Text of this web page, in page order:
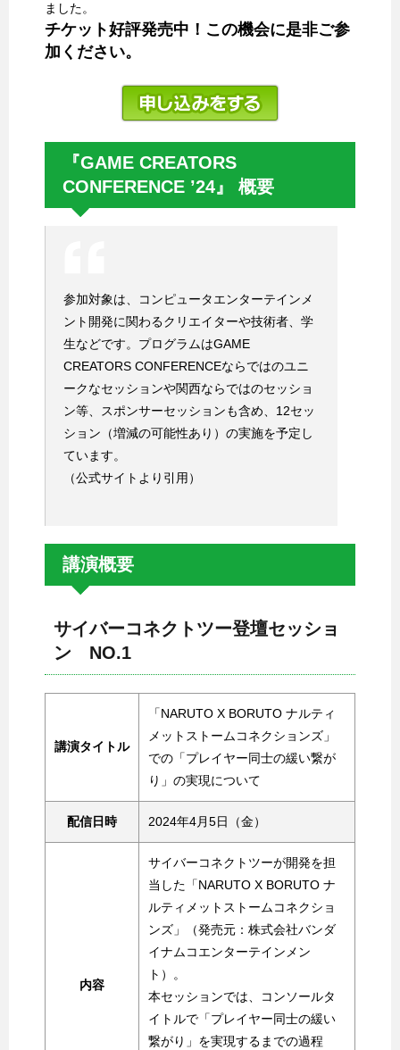
ました。
チケット好評発売中！この機会に是非ご参
加ください。
『GAME CREATORS
CONFERENCE ’24』 概要
参加対象は、コンピュータエンターテインメ
ント開発に関わるクリエイターや技術者、学
生などです。プログラムはGAME
CREATORS CONFERENCEならではのユニ
ークなセッションや関西ならではのセッショ
ン等、スポンサーセッションも含め、12セッ
ション（増減の可能性あり）の実施を予定し
ています。
（公式サイトより引用）
講演概要
サイバーコネクトツー登壇セッショ
ン NO.1
講演タイトル
「NARUTO X BORUTO ナルティ
メットストームコネクションズ」
での「プレイヤー同士の緩い繋が
り」の実現について
配信日時 2024年4月5日（金）
内容
サイバーコネクトツーが開発を担
当した「NARUTO X BORUTO ナ
ルティメットストームコネクショ
ンズ」（発売元：株式会社バンダ
イナムコエンターテインメン
ト）。
本セッションでは、コンソールタ
イトルで「プレイヤー同士の緩い
繋がり」を実現するまでの過程